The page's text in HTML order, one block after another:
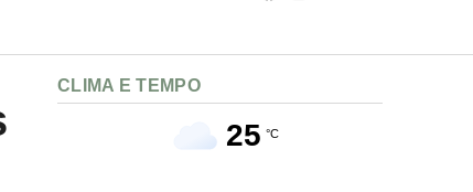
CLIMA E TEMPO
25 °C